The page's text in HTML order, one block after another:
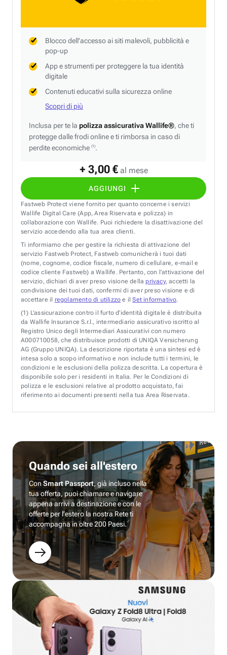
+ 3,00 € al mese
AGGIUNGI
Blocco dell'accesso ai siti malevoli, pubblicità e
pop-up
App e strumenti per proteggere la tua identità
digitale
Contenuti educativi sulla sicurezza online
Scopri di più
Inclusa per te la polizza assicurativa Wallife®, che ti
protegge dalle frodi online e ti rimborsa in caso di
perdite economiche (1).
Fastweb Protect viene fornito per quanto concerne i servizi
Wallife Digital Care (App, Area Riservata e polizza) in
collaborazione con Wallife. Puoi richiedere la disattivazione del
servizio accedendo alla tua area clienti.
Ti informiamo che per gestire la richiesta di attivazione del
servizio Fastweb Protect, Fastweb comunicherà i tuoi dati
(nome, cognome, codice fiscale, numero di cellulare, e-mail e
codice cliente Fastweb) a Wallife. Pertanto, con l’attivazione del
servizio, dichiari di aver preso visione della privacy, accetti la
condivisione dei tuoi dati, confermi di aver preso visione e di
accettare il regolamento di utilizzo e ilSet informativo.
(1) L’assicurazione contro il furto d’identità digitale è distribuita
da Wallife Insurance S.r.l., intermediario assicurativo iscritto al
Registro Unico degli Intermediari Assicurativi con numero
A000710058, che distribuisce prodotti di UNIQA Versicherung
AG (Gruppo UNIQA). La descrizione riportata è una sintesi ed è
intesa solo a scopo informativo e non include tutti i termini, le
condizioni e le esclusioni della polizza descritta. La copertura è
disponibile solo per i residenti in Italia. Per le Condizioni di
polizza e le esclusioni relative al prodotto acquistato, fai
riferimento ai documenti presenti nella tua Area Riservata.
Quando sei all'estero
ConSmart Passport, già incluso nella
tua offerta, puoi chiamare e navigare
appena arrivi a destinazione e con le
offerte per l’estero la nostra Rete ti
accompagna in oltre 200 Paesi.